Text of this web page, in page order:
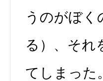
うのがぼく
る）、それ
てしまった